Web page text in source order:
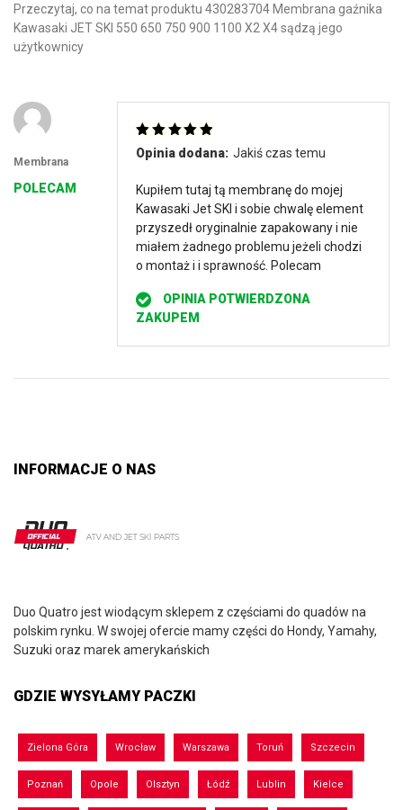
Przeczytaj, co na temat produktu 430283704 Membrana gaźnika
Kawasaki JET SKI 550 650 750 900 1100 X2 X4 sądzą jego
użytkownicy
Membrana
POLECAM
Oceniono
na 5
Opinia dodana: Jakiś czas temu
Kupiłem tutaj tą membranę do mojej
Kawasaki Jet SKI i sobie chwalę element
przyszedł oryginalnie zapakowany i nie
miałem żadnego problemu jeżeli chodzi
o montaż i i sprawność. Polecam
OPINIA POTWIERDZONA
ZAKUPEM
INFORMACJE O NAS
Duo Quatro jest wiodącym sklepem z częściami do quadów na
polskim rynku. W swojej ofercie mamy części do Hondy, Yamahy,
Suzuki oraz marek amerykańskich
GDZIE WYSYŁAMY PACZKI
Zielona Góra Wrocław Warszawa Toruń Szczecin
Poznań Opole Olsztyn Łódź Lublin Kielce